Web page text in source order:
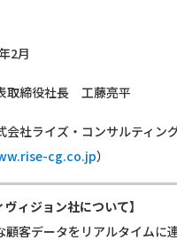
2月
取締役社長 工藤亮平
会社ライズ・コンサルティン
cg.co.jp）
ヴィジョン社について】
顧客データをリアルタイムに